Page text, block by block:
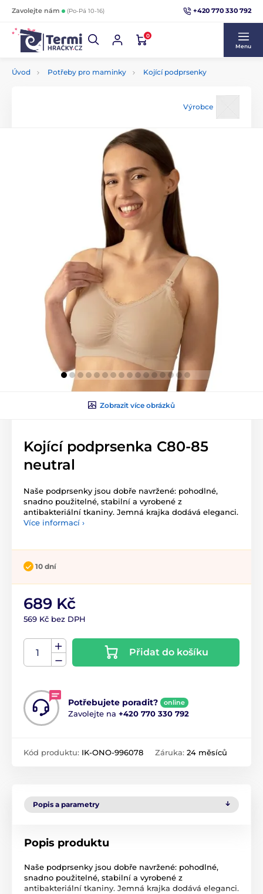
Zavolejte nám (Po-Pá 10-16) +420 770 330 792
0
Menu
Úvod Potřeby pro maminky Kojící podprsenky
Výrobce
Zobrazit více obrázků
Kojící podprsenka C80-85
neutral
Naše podprsenky jsou dobře navržené: pohodlné,
snadno použitelné, stabilní a vyrobené z
antibakteriální tkaniny. Jemná krajka dodává eleganci.
Více informací ›
10 dní
689 Kč
569 Kč bez DPH
Přidat do košíku
Potřebujete poradit? online
Zavolejte na +420 770 330 792
Kód produktu: IK-ONO-996078 Záruka: 24 měsíců
Popis a parametry
Popis produktu
Naše podprsenky jsou dobře navržené: pohodlné,
snadno použitelné, stabilní a vyrobené z
antibakteriální tkaniny. Jemná krajka dodává eleganci.